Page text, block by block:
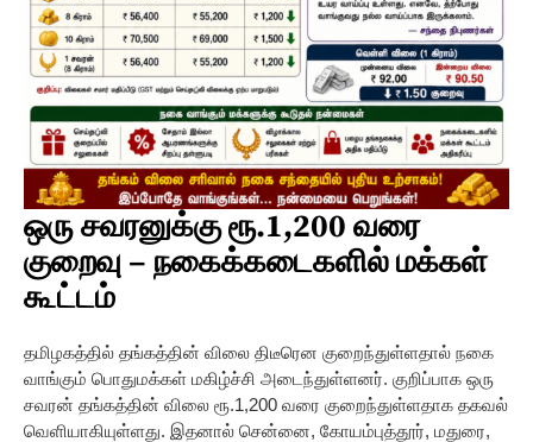
ஒரு சவரனுக்கு ரூ.1,200 வரை
குறைவு – நகைக்கடைகளில் மக்கள்
கூட்டம்
தமிழகத்தில் தங்கத்தின் விலை திடீரென குறைந்துள்ளதால் நகை
வாங்கும் பொதுமக்கள் மகிழ்ச்சி அடைந்துள்ளனர். குறிப்பாக ஒரு
சவரன் தங்கத்தின் விலை ரூ.1,200 வரை குறைந்துள்ளதாக தகவல்
வெளியாகியுள்ளது. இதனால் சென்னை, கோயம்புத்தூர், மதுரை,